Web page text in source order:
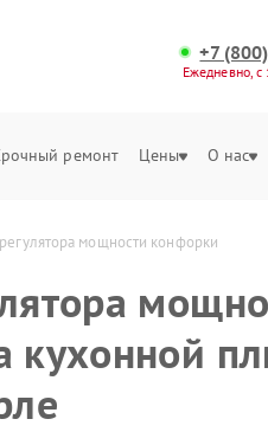
+7
Ежедневно,
ремонт Цены О нас
мощности конфорки
кухонной